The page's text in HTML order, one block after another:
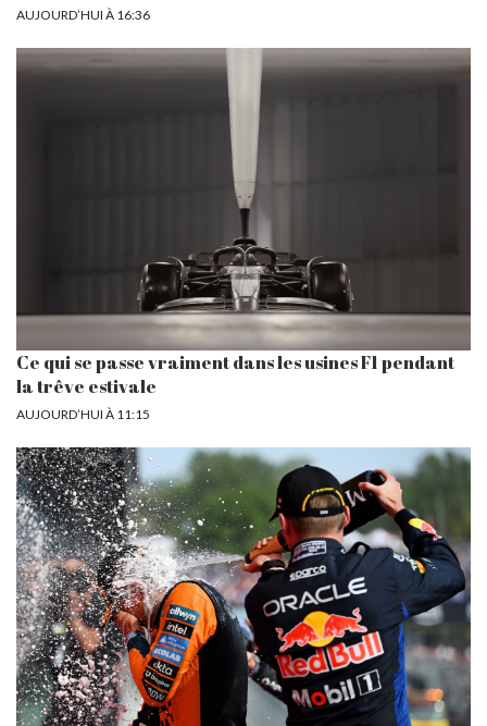
AUJOURD’HUI À 16:36
Ce qui se passe vraiment dans les usines F1 pendant
la trêve estivale
AUJOURD’HUI À 11:15